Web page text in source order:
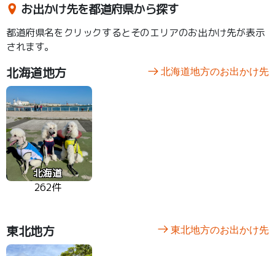
お出かけ先を都道府県から探す
都道府県名をクリックするとそのエリアのお出かけ先が表示
されます。
北海道地方 北海道地方のお出かけ先
北海道
262件
東北地方 東北地方のお出かけ先